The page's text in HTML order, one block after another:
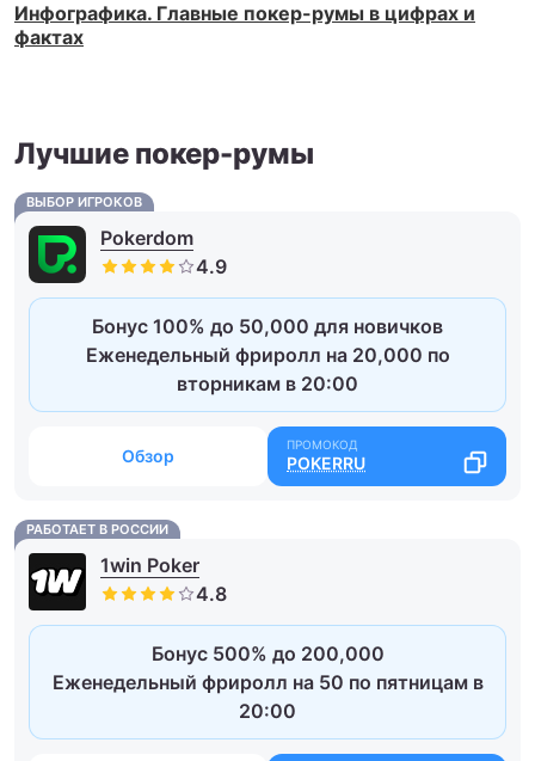
Инфографика. Главные покер-румы в цифрах и
фактах
Лучшие покер-румы
ВЫБОР ИГРОКОВ
Pokerdom
Бонус 100% до 50,000 для новичков
Еженедельный фриролл на 20,000 по
вторникам в 20:00
Обзор POKERRU
РАБОТАЕТ В РОССИИ
1win Poker
Бонус 500% до 200,000
Еженедельный фриролл на 50 по пятницам в
20:00